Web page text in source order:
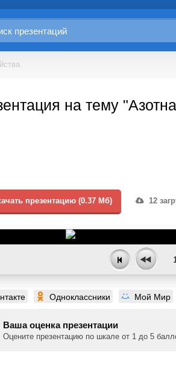
на тему
презентацию (0.37 Мб) 12
1
Одноклассники Мой Мир
Ваша оценка презентации
Оцените презентацию по шкале от 1 до 5